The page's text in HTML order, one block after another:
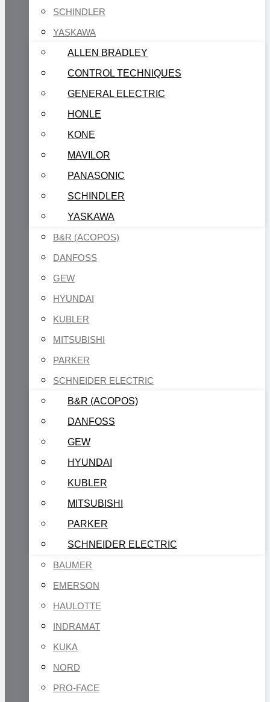
SCHINDLER
YASKAWA
ALLEN BRADLEY
CONTROL TECHNIQUES
GENERAL ELECTRIC
HONLE
KONE
MAVILOR
PANASONIC
SCHINDLER
YASKAWA
B&R (ACOPOS)
DANFOSS
GEW
HYUNDAI
KUBLER
MITSUBISHI
PARKER
SCHNEIDER ELECTRIC
B&R (ACOPOS)
DANFOSS
GEW
HYUNDAI
KUBLER
MITSUBISHI
PARKER
SCHNEIDER ELECTRIC
BAUMER
EMERSON
HAULOTTE
INDRAMAT
KUKA
NORD
PRO-FACE